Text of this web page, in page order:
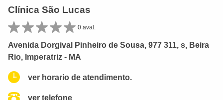
Clínica São Lucas
0 aval.
Avenida Dorgival Pinheiro de Sousa, 977 311, s, Beira
Rio, Imperatriz - MA
ver horario de atendimento.
ver telefone